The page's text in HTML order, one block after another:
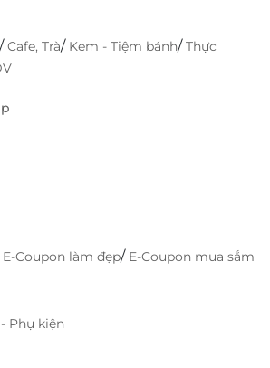
cho trẻ – Chỉ vài bước tại
cung cấp
vụ
an toàn, phụ huynh có thể dễ
hòa mình vào không gian nghệ
trên LifeLink:
giảm giá
độc quyền cho ghế trẻ
nhanh qua email/SMS
hàng nhanh chóng, tận tâm
mọi nơi – không cần đến tận nơi
/Cafe, Trà/ Kem - Tiệm bánh/Thực
E-Coupon làm đẹp/ E-Coupon mua sắm
Phụ kiện